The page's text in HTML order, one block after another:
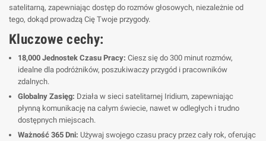
satelitarną, zapewniając dostęp do rozmów głosowych, niezależnie od
tego, dokąd prowadzą Cię Twoje przygody.
Kluczowe cechy:
18,000 Jednostek Czasu Pracy: Ciesz się do 300 minut rozmów,
idealne dla podróżników, poszukiwaczy przygód i pracowników
zdalnych.
Globalny Zasięg: Działa w sieci satelitarnej Iridium, zapewniając
płynną komunikację na całym świecie, nawet w odległych i trudno
dostępnych miejscach.
Ważność 365 Dni: Używaj swojego czasu pracy przez cały rok, oferując